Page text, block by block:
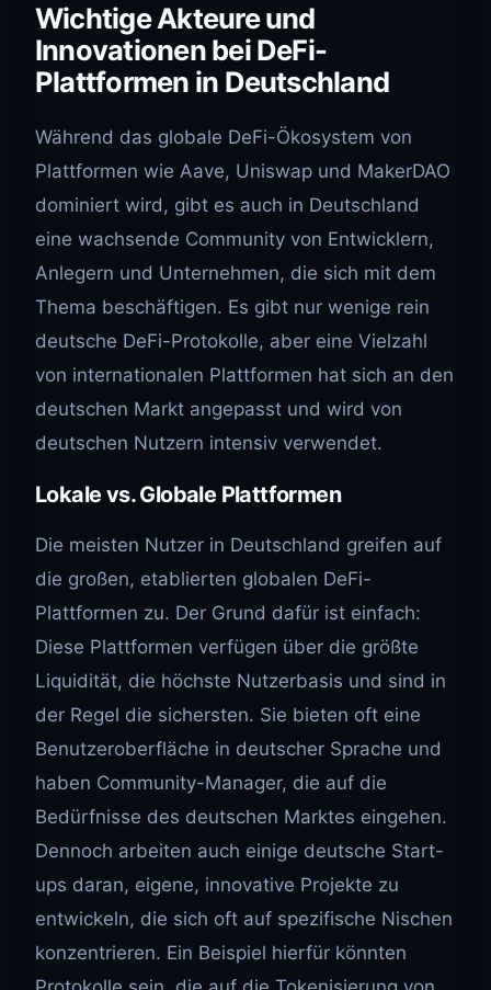
Wichtige Akteure und
Innovationen bei DeFi-
Plattformen in Deutschland
Während das globale DeFi-Ökosystem von
Plattformen wie Aave, Uniswap und MakerDAO
dominiert wird, gibt es auch in Deutschland
eine wachsende Community von Entwicklern,
Anlegern und Unternehmen, die sich mit dem
Thema beschäftigen. Es gibt nur wenige rein
deutsche DeFi-Protokolle, aber eine Vielzahl
von internationalen Plattformen hat sich an den
deutschen Markt angepasst und wird von
deutschen Nutzern intensiv verwendet.
Lokale vs. Globale Plattformen
Die meisten Nutzer in Deutschland greifen auf
die großen, etablierten globalen DeFi-
Plattformen zu. Der Grund dafür ist einfach:
Diese Plattformen verfügen über die größte
Liquidität, die höchste Nutzerbasis und sind in
der Regel die sichersten. Sie bieten oft eine
Benutzeroberfläche in deutscher Sprache und
haben Community-Manager, die auf die
Bedürfnisse des deutschen Marktes eingehen.
Dennoch arbeiten auch einige deutsche Start-
ups daran, eigene, innovative Projekte zu
entwickeln, die sich oft auf spezifische Nischen
konzentrieren. Ein Beispiel hierfür könnten